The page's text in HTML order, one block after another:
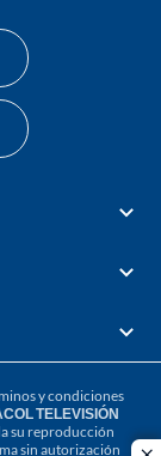
y condiciones
TELEVISIÓN
su reproducción
sin autorización